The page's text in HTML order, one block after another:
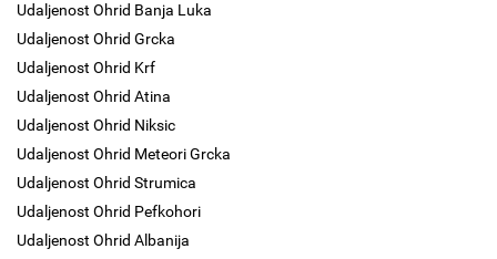
Udaljenost Ohrid Banja Luka
Udaljenost Ohrid Grcka
Udaljenost Ohrid Krf
Udaljenost Ohrid Atina
Udaljenost Ohrid Niksic
Udaljenost Ohrid Meteori Grcka
Udaljenost Ohrid Strumica
Udaljenost Ohrid Pefkohori
Udaljenost Ohrid Albanija